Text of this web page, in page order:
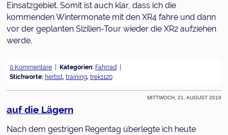
Einsatzgebiet. Somit ist auch klar, dass ich die
kommenden Wintermonate mit den XR4 fahre und dann
vor der geplanten Sizilien-Tour wieder die XR2 aufziehen
werde.
0 Kommentare Kategorien: Fahrrad
Stichworte: herbst, training, trek1120
Mittwoch, 21. August 2019
auf die Lägern
Nach dem gestrigen Regentag überlegte ich heute